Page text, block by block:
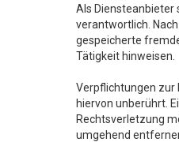
Als Diensteanbieter
verantwortlich.
gespeicherte
Tätigkeit hinweisen.
Verpflichtungen zur
hiervon unberührt.
Rechtsverletzung
umgehend